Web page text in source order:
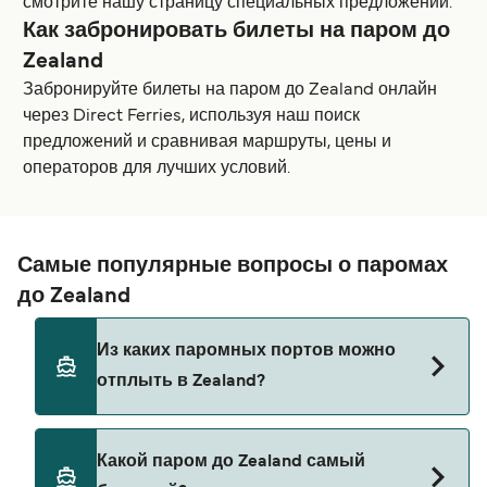
Как забронировать билеты на паром до
Zealand
Забронируйте билеты на паром до Zealand онлайн
через Direct Ferries, используя наш поиск
предложений и сравнивая маршруты, цены и
операторов для лучших условий.
Самые популярные вопросы о паромах
до Zealand
Из каких паромных портов можно
отплыть в Zealand?
Какой паром до Zealand самый